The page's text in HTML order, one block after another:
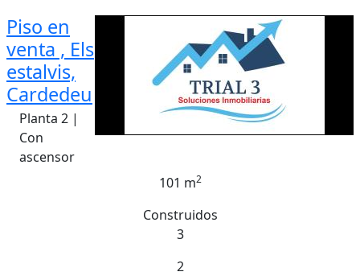
Piso en
venta , Els
estalvis,
Cardedeu
Planta 2 |
Con
ascensor
101 m2
Construidos
3
2